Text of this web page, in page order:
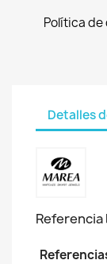
Política
Detalles
Referencia